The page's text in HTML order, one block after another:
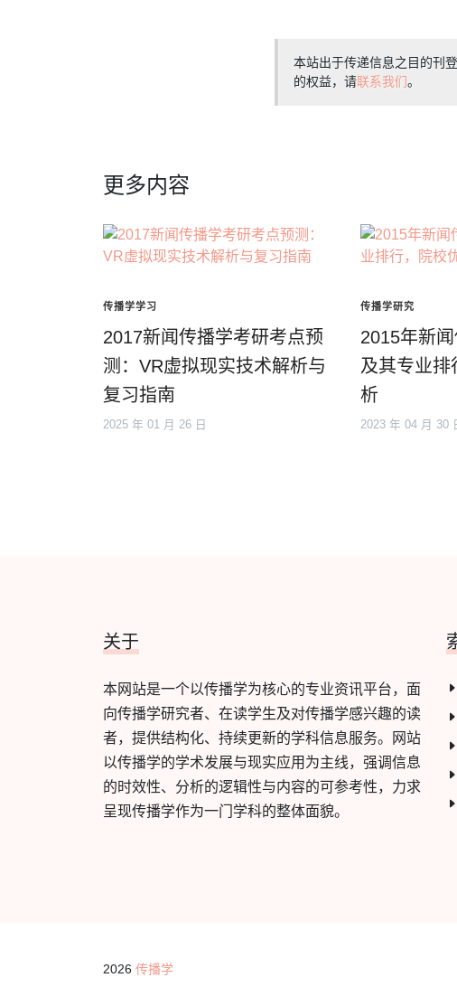
本站出于传递信息之目的刊
的权益，请联系我们。
更多内容
传播学学习
2017新闻传播学考研考点预
测：VR虚拟现实技术解析与
复习指南
2025 年 01 月 26 日
传播学研究
2015年新
及其专业
析
2023 年 04 月 30
关于
本网站是一个以传播学为核心的专业资讯平台，面
向传播学研究者、在读学生及对传播学感兴趣的读
者，提供结构化、持续更新的学科信息服务。网站
以传播学的学术发展与现实应用为主线，强调信息
的时效性、分析的逻辑性与内容的可参考性，力求
呈现传播学作为一门学科的整体面貌。
2026 传播学